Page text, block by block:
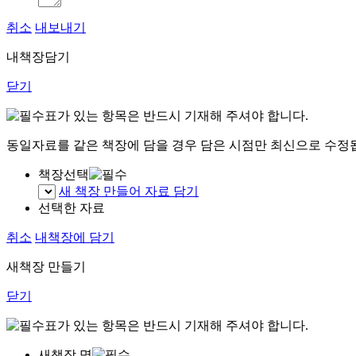
취소 내보내기
내책장담기
닫기
표가 있는 항목은 반드시 기재해 주셔야 합니다.
동일자료를 같은 책장에 담을 경우 담은 시점만 최신으로 수정
책장선택
새 책장 만들어 자료 담기
선택한 자료
취소 내책장에 담기
새책장 만들기
닫기
표가 있는 항목은 반드시 기재해 주셔야 합니다.